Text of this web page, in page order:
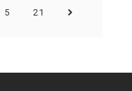
5 21